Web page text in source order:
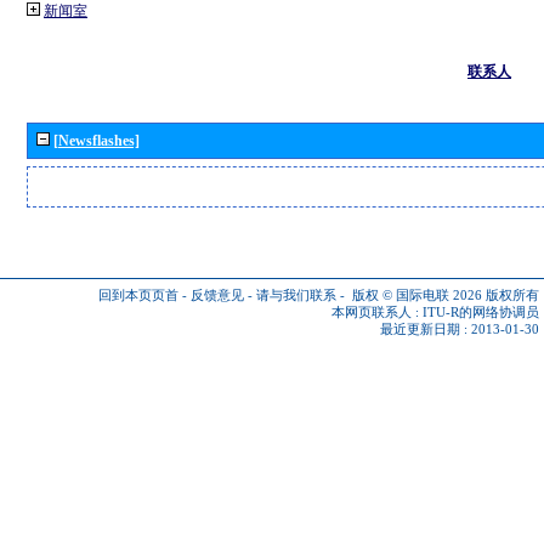
新闻室
联系人
[Newsflashes]
回到本页页首 - 反馈意见 - 请与我们联系 - 版权 © 国际电联 2026 版权所有
本网页联系人 : ITU-R的网络协调员
最近更新日期 : 2013-01-30